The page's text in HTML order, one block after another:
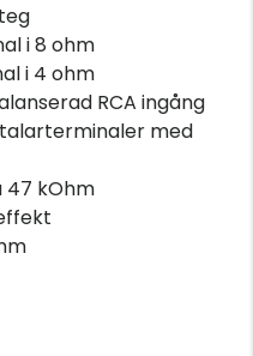
i 8 ohm
i 4 ohm
RCA ingång
med
47 kOhm